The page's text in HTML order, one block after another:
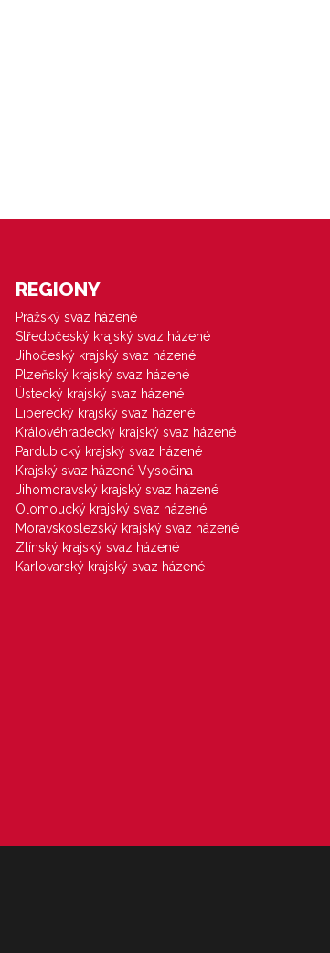
REGIONY
Pražský svaz házené
Středočeský krajský svaz házené
Jihočeský krajský svaz házené
Plzeňský krajský svaz házené
Ústecký krajský svaz házené
Liberecký krajský svaz házené
Královéhradecký krajský svaz házené
Pardubický krajský svaz házené
Krajský svaz házené Vysočina
Jihomoravský krajský svaz házené
Olomoucký krajský svaz házené
Moravskoslezský krajský svaz házené
Zlínský krajský svaz házené
Karlovarský krajský svaz házené